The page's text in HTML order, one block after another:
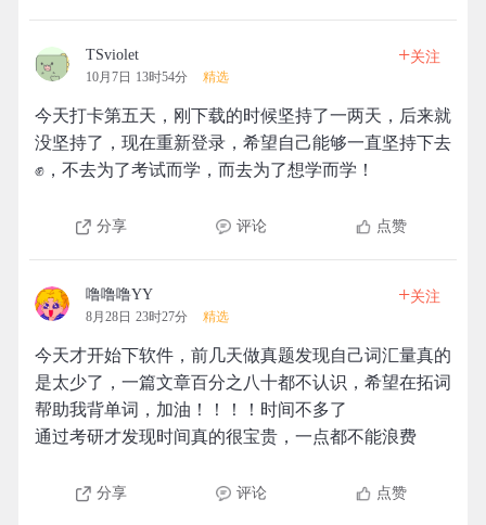
TSviolet
10月7日 13时54分 精选
+关注
今天打卡第五天，刚下载的时候坚持了一两天，后来就
没坚持了，现在重新登录，希望自己能够一直坚持下去
✊，不去为了考试而学，而去为了想学而学！
分享 评论 点赞
噜噜噜YY
8月28日 23时27分 精选
+关注
今天才开始下软件，前几天做真题发现自己词汇量真的
是太少了，一篇文章百分之八十都不认识，希望在拓词
帮助我背单词，加油！！！！时间不多了
通过考研才发现时间真的很宝贵，一点都不能浪费
分享 评论 点赞